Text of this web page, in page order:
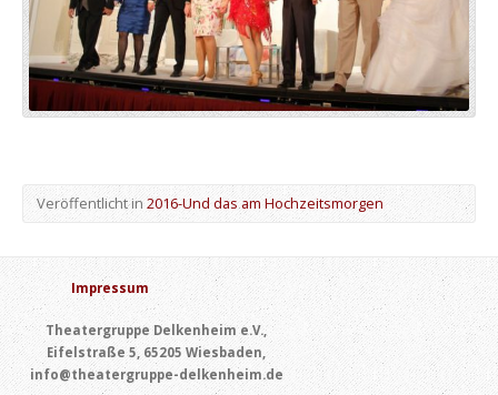
Veröffentlicht in2016-Und das am Hochzeitsmorgen
Impressum
Theatergruppe Delkenheim e.V.,
Eifelstraße 5, 65205 Wiesbaden,
info@theatergruppe-delkenheim.de